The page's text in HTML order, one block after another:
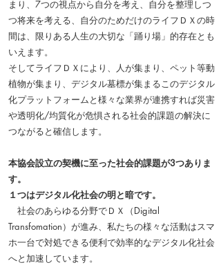
まり、7つの視点から自分を考え、自分を整理しつ
つ将来を考える、自分のためだけのライフＤＸの時
間は、限りある人生の大切な「踊り場」的存在とも
いえます。
そしてライフＤＸにより、人が集まり、ペット等動
植物が集まり、デジタル墓標が集まるこのデジタル
化プラットフォームと様々な業界が連携すれば災害
や透明化/均質化が危惧される社会的課題の解決に
つながると確信します。
本協会設立の契機に至った社会的課題が3つありま
す。
１つはデジタル化社会の明と暗です。
社会のあらゆる分野でＤＸ（Digital
Transfomation）が進み、私たちの様々な活動はスマ
ホ一台で対処できる便利で効率的なデジタル化社会
へと加速しています。